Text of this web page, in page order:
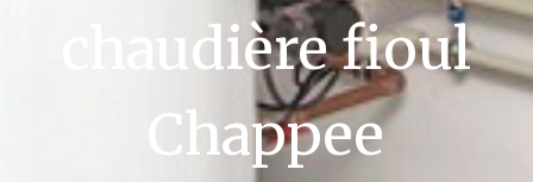
chaudière fioul
Chappee